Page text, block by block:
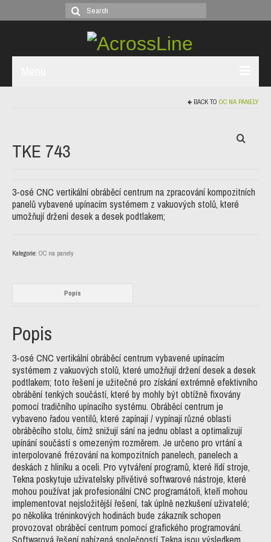
Search
for:
EMMEGI
OSTATNÍ
BACK TO OC NA PANELY
TKE 743
3-osé CNC vertikální obráběcí centrum na zpracování kompozitních
panelů vybavené upínacím systémem z vakuových stolů, které
umožňují držení desek a desek podtlakem;
Kategorie: OC na panely
Popis
Popis
3-osé CNC vertikální obráběcí centrum vybavené upínacím
systémem z vakuových stolů, které umožňují držení desek a desek
podtlakem; toto řešení je užitečné pro získání extrémně efektivního
obrábění tenkých součástí, které by mohly být obtížně fixovány
pomocí tradičního upínacího systému. Obráběcí centrum je
vybaveno řadou ventilů, které zapínají / vypínají různé oblasti
obráběcího stolu, čímž snižují sání na jednu oblast a optimalizují
upínání součástí s omezeným rozměrem. Je určeno pro vrtání a
interpolované frézování na kompozitních panelech, panelech a
deskách z hliníku a oceli. Pro vytváření programů, které řídí stroje,
Tekna poskytuje uživatelsky přívětivé softwarové nástroje, které
mohou používat jak profesionální CNC programátoři, kteří mohou
implementovat nejsložitější řešení, tak úplně nezkušení uživatelé;
po několika tréninkových hodinách bude zákazník schopen
provozovat obráběcí centrum pomocí grafického programování.
Softwarová řešení nabízená společností Tekna jsou výsledkem